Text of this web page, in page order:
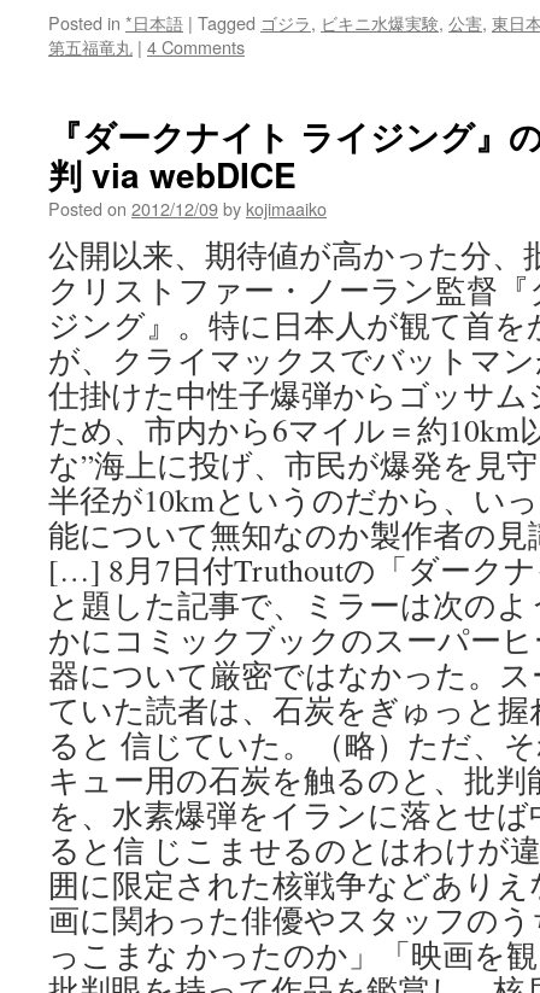
Posted in *日本語 | Tagged ゴジラ, ビキニ水爆実験, 公害, 東日
第五福竜丸 | 4 Comments
『ダークナイト ライジング』
判 via webDICE
Posted on 2012/12/09by kojimaaiko
公開以来、期待値が高かった分、
クリストファー・ノーラン監督
ジング』。特に日本人が観て首
が、クライマックスでバットマ
仕掛けた中性子爆弾からゴッサ
ため、市内から6マイル＝約10km
な”海上に投げ、市民が爆発を見
半径が10kmというのだから、い
能について無知なのか製作者の
[…] 8月7日付Truthoutの「ダーク
と題した記事で、ミラーは次の
かにコミックブックのスーパー
器について厳密ではなかった。
ていた読者は、石炭をぎゅっと
ると 信じていた。（略）ただ、
キュー用の石炭を触るのと、批
を、水素爆弾をイランに落とせ
ると信 じこませるのとはわけが
囲に限定された核戦争などあり
画に関わった俳優やスタッフの
っこまな かったのか」「映画を